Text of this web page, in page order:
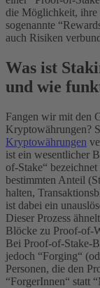
die Möglichkeit, ihre
sogenannte
auch Risiken
Was ist
und wie
Fangen wir mit den
Kryptowährungen?
Kryptowährungen
ist ein wesentlicher
of-Stake“
bestimmten Anteil
halten,
ist dabei ein
Dieser Prozess
Blöcke zu Proof-of-
Bei Proof-of-Stake-
jedoch “Forging“
Personen, die den
“ForgerInnen“ statt